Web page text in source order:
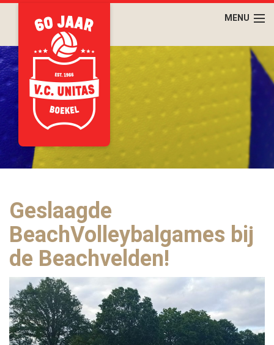
Geslaagde
BeachVolleybalgames bij
de Beachvelden!